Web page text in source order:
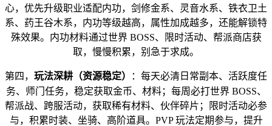
心，优先升级职业适配内功，剑修金系、灵音水系、铁衣卫土
系、药王谷木系，内功等级越高，属性加成越多，还能解锁特
殊效果。内功材料通过世界 BOSS、限时活动、帮派商店获
取，慢慢积累，别急于求成。
第四， 玩法深耕（资源稳定）
：每天必清日常副本、活跃度任
务、师门任务，稳定获取金币、材料；每周必打世界 BOSS、
帮派战、跨服活动，获取稀有材料、伙伴碎片；限时活动必参
与，积累时装、坐骑、高阶道具。PVP 玩法定期参与，提升